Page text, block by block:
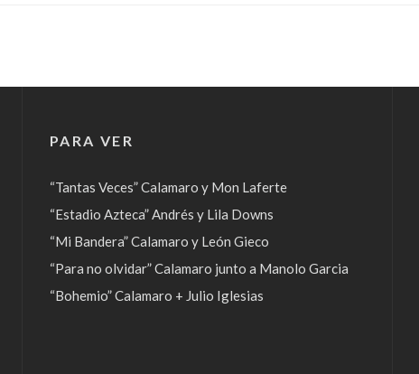
PARA VER
“Tantas Veces” Calamaro y Mon Laferte
“Estadio Azteca” Andrés y Lila Downs
“Mi Bandera” Calamaro y León Gieco
“Para no olvidar” Calamaro junto a Manolo Garcia
“Bohemio” Calamaro + Julio Iglesias